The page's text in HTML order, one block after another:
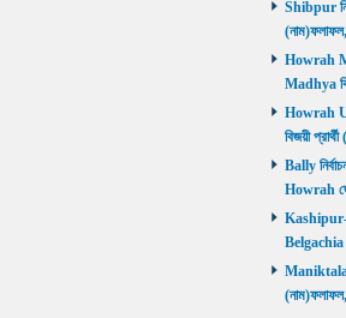
Shibpur
Howrah
Madhya
Howrah
বিজয়ী
Bally
Howrah
Kashipur-
Belgachia
Maniktala